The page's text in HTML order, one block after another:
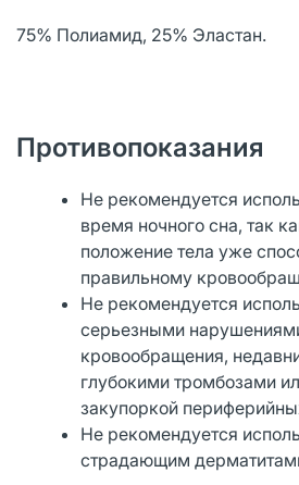
75% Полиамид, 25% Эластан.
Противопоказания
Не рекомендуется
время ночного сна, так
положение тела уже
правильному
Не рекомендуется
серьезными
кровообращения,
глубокими тромбозами
закупоркой
Не рекомендуется
страдающим